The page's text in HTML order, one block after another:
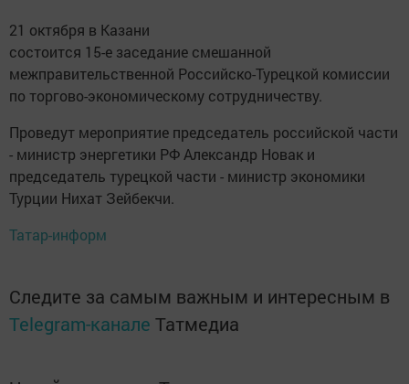
21 октября в Казани
состоится 15-е заседание смешанной
межправительственной Российско-Турецкой комиссии
по торгово-экономическому сотрудничеству.
Проведут мероприятие председатель российской части
- министр энергетики РФ Александр Новак и
председатель турецкой части - министр экономики
Турции Нихат Зейбекчи.
Татар-информ
Следите за самым важным и интересным в
Telegram-канале Татмедиа